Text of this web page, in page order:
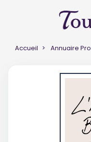
Accueil Annuaire Pro